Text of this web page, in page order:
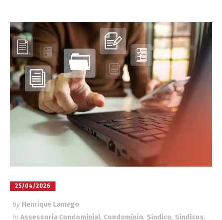
25/04/2026
by Henrique Lamego
in Assessoria Condominial, Condomínio, Síndico, Síndicos,